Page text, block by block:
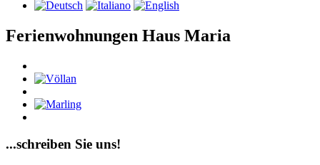
Ferienwohnungen Haus Maria
...schreiben Sie uns!